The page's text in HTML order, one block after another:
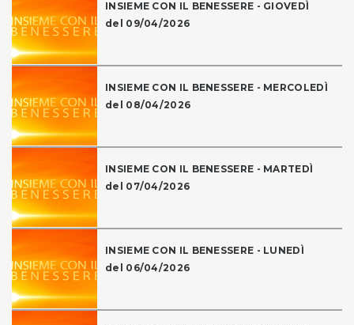
INSIEME CON IL BENESSERE - GIOVEDÌ
del 09/04/2026
INSIEME CON IL BENESSERE - MERCOLEDÌ
del 08/04/2026
INSIEME CON IL BENESSERE - MARTEDÌ
del 07/04/2026
INSIEME CON IL BENESSERE - LUNEDÌ
del 06/04/2026